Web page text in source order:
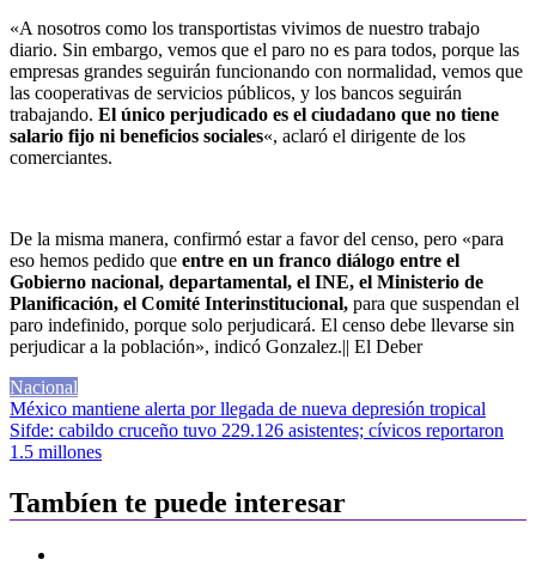
«A nosotros como los transportistas vivimos de nuestro trabajo
diario. Sin embargo, vemos que el paro no es para todos, porque las
empresas grandes seguirán funcionando con normalidad, vemos que
las cooperativas de servicios públicos, y los bancos seguirán
trabajando. El único perjudicado es el ciudadano que no tiene
salario fijo ni beneficios sociales«, aclaró el dirigente de los
comerciantes.
De la misma manera, confirmó estar a favor del censo, pero «para
eso hemos pedido que entre en un franco diálogo entre el
Gobierno nacional, departamental, el INE, el Ministerio de
Planificación, el Comité Interinstitucional, para que suspendan el
paro indefinido, porque solo perjudicará. El censo debe llevarse sin
perjudicar a la población», indicó Gonzalez.|| El Deber
Nacional
Navegación
de
México mantiene alerta por llegada de nueva depresión tropical
Sifde: cabildo cruceño tuvo 229.126 asistentes; cívicos reportaron
1.5 millones
Tambíen te puede interesar